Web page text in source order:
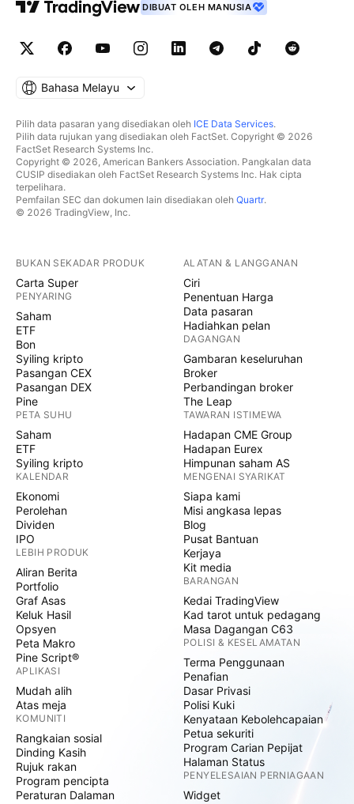
DIBUAT OLEH MANUSIA
Bahasa Melayu
Pilih data pasaran yang disediakan oleh ICE Data Services.
Pilih data rujukan yang disediakan oleh FactSet. Copyright © 2026
FactSet Research Systems Inc.
Copyright © 2026, American Bankers Association. Pangkalan data
CUSIP disediakan oleh FactSet Research Systems Inc. Hak cipta
terpelihara.
Pemfailan SEC dan dokumen lain disediakan oleh Quartr.
© 2026 TradingView, Inc.
BUKAN SEKADAR PRODUK
Carta Super
PENYARING
Saham
ETF
Bon
Syiling kripto
Pasangan CEX
Pasangan DEX
Pine
PETA SUHU
Saham
ETF
Syiling kripto
KALENDAR
Ekonomi
Perolehan
Dividen
IPO
LEBIH PRODUK
Aliran Berita
Portfolio
Graf Asas
Keluk Hasil
Opsyen
Peta Makro
Pine Script®
APLIKASI
Mudah alih
Atas meja
KOMUNITI
Rangkaian sosial
Dinding Kasih
Rujuk rakan
Program pencipta
Peraturan Dalaman
ALATAN & LANGGANAN
Ciri
Penentuan Harga
Data pasaran
Hadiahkan pelan
DAGANGAN
Gambaran keseluruhan
Broker
Perbandingan broker
The Leap
TAWARAN ISTIMEWA
Hadapan CME Group
Hadapan Eurex
Himpunan saham AS
MENGENAI SYARIKAT
Siapa kami
Misi angkasa lepas
Blog
Pusat Bantuan
Kerjaya
Kit media
BARANGAN
Kedai TradingView
Kad tarot untuk pedagang
Masa Dagangan C63
POLISI & KESELAMATAN
Terma Penggunaan
Penafian
Dasar Privasi
Polisi Kuki
Kenyataan Kebolehcapaian
Petua sekuriti
Program Carian Pepijat
Halaman Status
PENYELESAIAN PERNIAGAAN
Widget